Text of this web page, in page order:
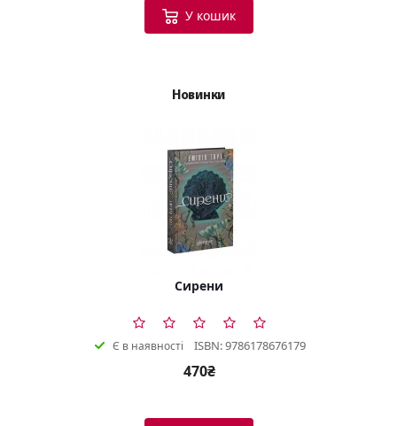
У кошик
Новинки
Сирени
Є в наявності ISBN: 9786178676179
470₴